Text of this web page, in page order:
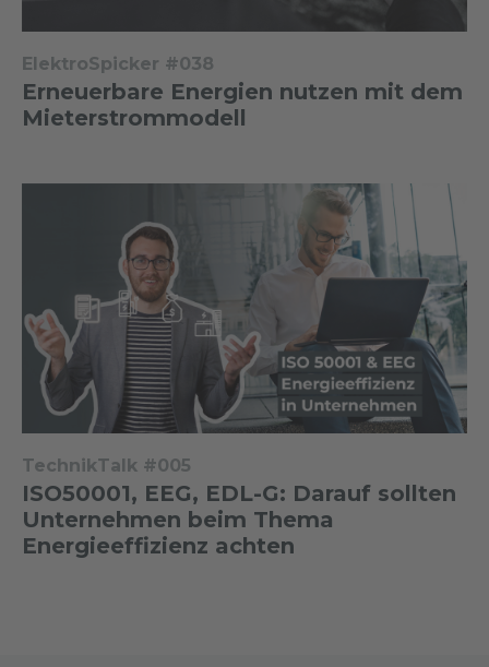
ElektroSpicker #038
Erneuerbare Energien nutzen mit dem
Mieterstrommodell
TechnikTalk #005
ISO50001, EEG, EDL-G: Darauf sollten
Unternehmen beim Thema
Energieeffizienz achten